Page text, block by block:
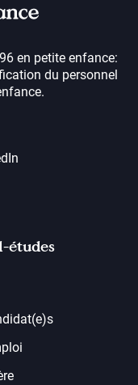
en petite enfance:
du personnel
études